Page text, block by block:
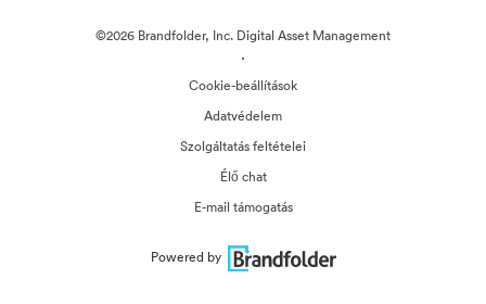
©2026 Brandfolder, Inc. Digital Asset Management
·
Cookie-beállítások
Adatvédelem
Szolgáltatás feltételei
Élő chat
E-mail támogatás
Powered by